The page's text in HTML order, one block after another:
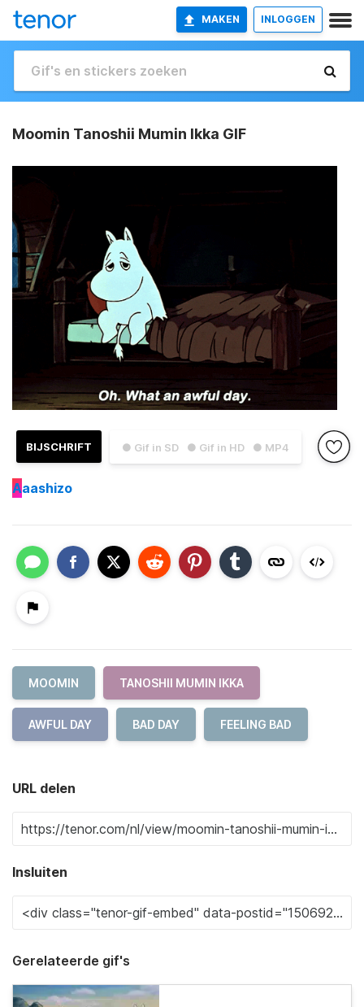
MAKEN INLOGGEN
Moomin Tanoshii Mumin Ikka GIF
● Gif in SD ● Gif in HD ● MP4
BIJSCHRIFT
Aaashizo
MOOMIN TANOSHII MUMIN IKKA
AWFUL DAY BAD DAY FEELING BAD
URL delen
Insluiten
Gerelateerde gif's